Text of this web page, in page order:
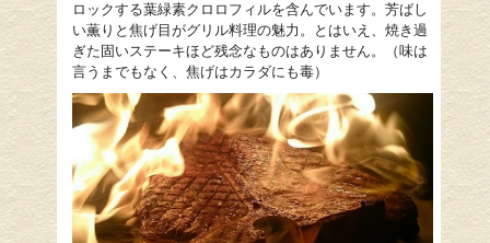
ロックする葉緑素クロロフィルを含んでいます。芳ばし
い薫りと焦げ目がグリル料理の魅力。とはいえ、焼き過
ぎた固いステーキほど残念なものはありません。（味は
言うまでもなく、焦げはカラダにも毒）